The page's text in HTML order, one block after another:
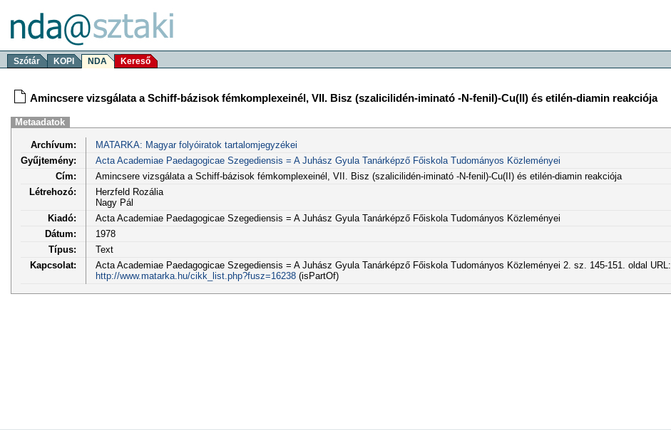
Szótár KOPI NDA Kereső
Amincsere vizsgálata a Schiff-bázisok fémkomplexeinél, VII. Bisz (szalicilidén-iminató -N-fenil)-Cu(II) és etilén-diamin reakciója
Metaadatok
Archívum:
MATARKA: Magyar folyóiratok tartalomjegyzékei
Gyűjtemény:
Acta Academiae Paedagogicae Szegediensis = A Juhász Gyula Tanárképző Főiskola Tudományos Közleményei
Cím:
Amincsere vizsgálata a Schiff-bázisok fémkomplexeinél, VII. Bisz (szalicilidén-iminató -N-fenil)-Cu(II) és etilén-diamin reakciója
Létrehozó:
Herzfeld Rozália
Nagy Pál
Kiadó:
Acta Academiae Paedagogicae Szegediensis = A Juhász Gyula Tanárképző Főiskola Tudományos Közleményei
Dátum:
1978
Típus:
Text
Kapcsolat:
Acta Academiae Paedagogicae Szegediensis = A Juhász Gyula Tanárképző Főiskola Tudományos Közleményei 2. sz. 145-151. oldal URL:
http://www.matarka.hu/cikk_list.php?fusz=16238(isPartOf)